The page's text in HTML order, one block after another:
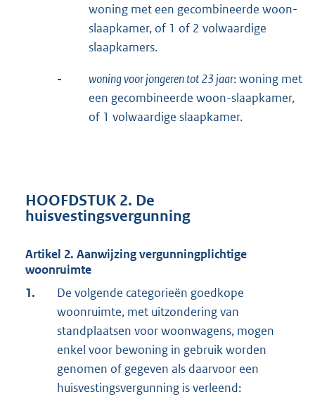
woning met een gecombineerde woon-
slaapkamer, of 1 of 2 volwaardige
slaapkamers.
- woning voor jongeren tot 23 jaar: woning met
een gecombineerde woon-slaapkamer,
of 1 volwaardige slaapkamer.
HOOFDSTUK 2. De
huisvestingsvergunning
Artikel 2. Aanwijzing vergunningplichtige
woonruimte
1.
De volgende categorieën goedkope
woonruimte, met uitzondering van
standplaatsen voor woonwagens, mogen
enkel voor bewoning in gebruik worden
genomen of gegeven als daarvoor een
huisvestingsvergunning is verleend: